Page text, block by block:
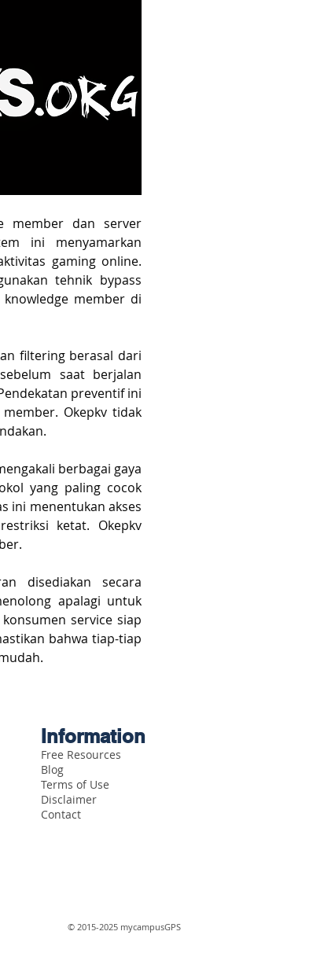
ini menyamarkan
gaming online.
tehnik bypass
member di
filtering berasal dari
saat berjalan
preventif ini
Okepkv tidak
berbagai gaya
yang paling cocok
ini menentukan akses
ketat. Okepkv
disediakan secara
apalagi untuk
service siap
bahwa tiap-tiap
Information
Free Resources
Blog
Terms of Use
Disclaimer
Contact
© 2015-2025 mycampusGPS